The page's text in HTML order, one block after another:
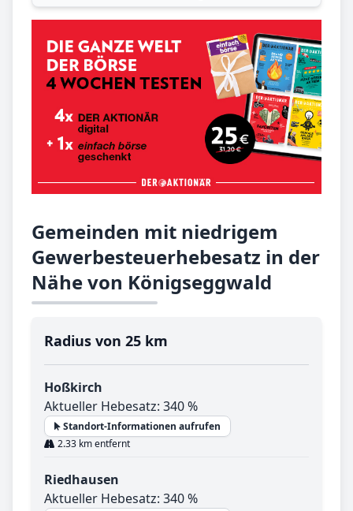
Gemeinden mit niedrigem
Gewerbesteuerhebesatz in der
Nähe von Königseggwald
Radius von 25 km
Hoßkirch
Aktueller Hebesatz: 340 %
Standort-Informationen aufrufen
2.33 km entfernt
Riedhausen
Aktueller Hebesatz: 340 %